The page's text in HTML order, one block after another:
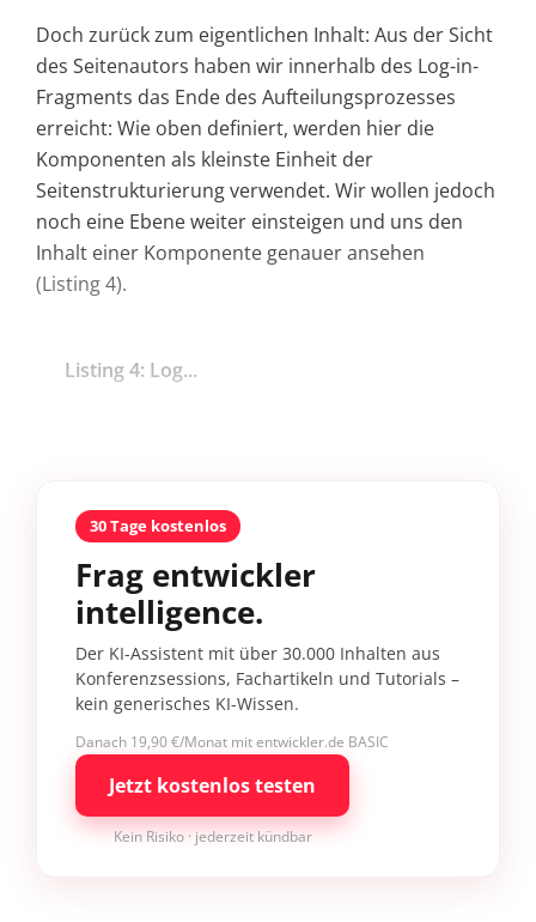
Doch zurück zum eigentlichen Inhalt: Aus der Sicht
des Seitenautors haben wir innerhalb des Log-in-
Fragments das Ende des Aufteilungsprozesses
erreicht: Wie oben definiert, werden hier die
Komponenten als kleinste Einheit der
Seitenstrukturierung verwendet. Wir wollen jedoch
noch eine Ebene weiter einsteigen und uns den
Inhalt einer Komponente genauer ansehen
(Listing 4).
Listing 4: Log...
30 Tage kostenlos
Frag entwickler
intelligence.
Der KI-Assistent mit über 30.000 Inhalten aus
Konferenzsessions, Fachartikeln und Tutorials –
kein generisches KI-Wissen.
Danach 19,90 €/Monat mit entwickler.de BASIC
Jetzt kostenlos testen
Kein Risiko · jederzeit kündbar